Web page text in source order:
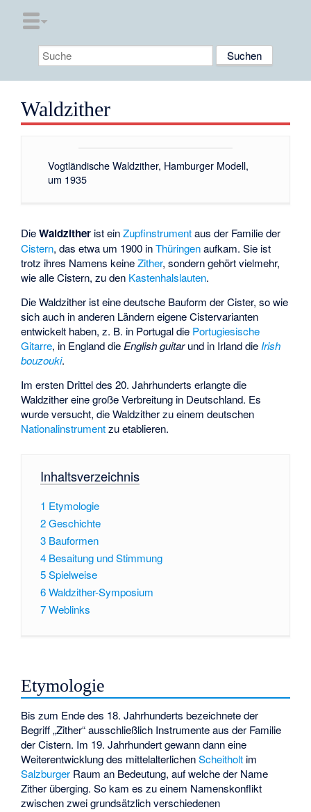
Waldzither
Vogtländische Waldzither, Hamburger Modell,
um 1935
DieWaldzither ist einZupfinstrumentaus der Familie der
Cistern, das etwa um 1900 inThüringenaufkam. Sie ist
trotz ihres Namens keineZither, sondern gehört vielmehr,
wie alle Cistern, zu den Kastenhalslauten.
Die Waldzither ist eine deutsche Bauform der Cister, so wie
sich auch in anderen Ländern eigene Cistervarianten
entwickelt haben, z. B. in Portugal die Portugiesische
Gitarre, in England die English guitarund in Irland die Irish
bouzouki.
Im ersten Drittel des 20. Jahrhunderts erlangte die
Waldzither eine große Verbreitung in Deutschland. Es
wurde versucht, die Waldzither zu einem deutschen
Nationalinstrumentzu etablieren.
Inhaltsverzeichnis
1 Etymologie
2Geschichte
3 Bauformen
4 Besaitung und Stimmung
5Spielweise
6Waldzither-Symposium
7Weblinks
Etymologie
Bis zum Ende des 18. Jahrhunderts bezeichnete der
Begriff „Zither“ ausschließlich Instrumente aus der Familie
der Cistern. Im 19. Jahrhundert gewann dann eine
Weiterentwicklung des mittelalterlichenScheitholt im
Salzburger Raum an Bedeutung, auf welche der Name
Zither überging. So kam es zu einem Namenskonflikt
zwischen zwei grundsätzlich verschiedenen